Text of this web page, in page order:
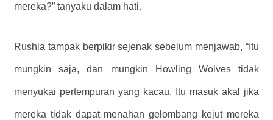
mereka?” tanyaku dalam hati.
Rushia tampak berpikir sejenak sebelum menjawab, “Itu
mungkin saja, dan mungkin Howling Wolves tidak
menyukai pertempuran yang kacau. Itu masuk akal jika
mereka tidak dapat menahan gelombang kejut mereka